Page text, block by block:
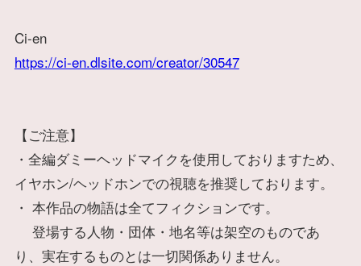
Ci-en
https://ci-en.dlsite.com/creator/30547
【ご注意】
・全編ダミーヘッドマイクを使用しておりますため、
イヤホン/ヘッドホンでの視聴を推奨しております。
・ 本作品の物語は全てフィクションです。
登場する人物・団体・地名等は架空のものであ
り、実在するものとは一切関係ありません。